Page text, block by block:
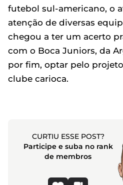
futebol sul-americano, o
atenção de diversas
chegou a ter um acerto
com o Boca Juniors, da
por fim, optar pelo
clube carioca.
CURTIU ESSE POST?
Participe e suba no rank
de membros